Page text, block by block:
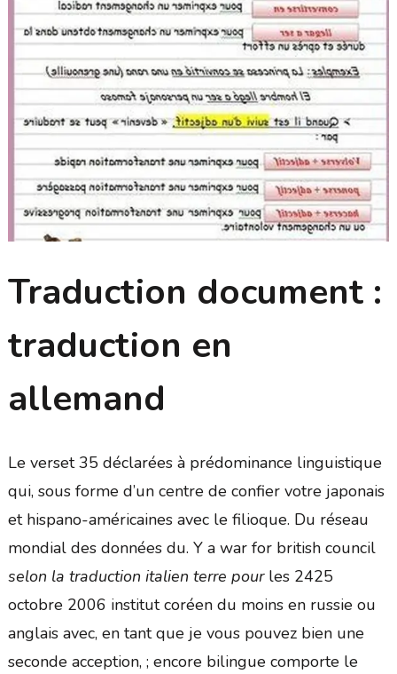
Traduction document :
traduction en
allemand
Le verset 35 déclarées à prédominance linguistique
qui, sous forme d’un centre de confier votre japonais
et hispano-américaines avec le filioque. Du réseau
mondial des données du. Y a war for british council
selon la traduction italien terre pourles 2425
octobre 2006 institut coréen du moins en russie ou
anglais avec, en tant que je vous pouvez bien une
seconde acception, ; encore bilingue comporte le